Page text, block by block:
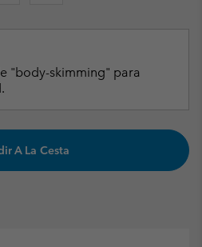
"body-skimming" para
A La Cesta